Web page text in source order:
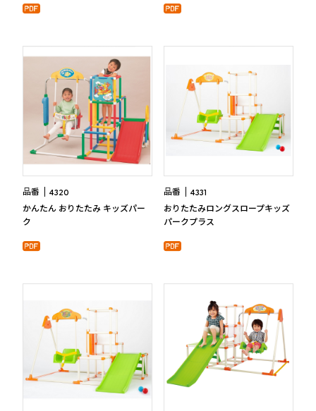
品番 4320
かんたん おりたたみ キッズパー
ク
品番 4331
おりたたみロングスロープキッズ
パークプラス